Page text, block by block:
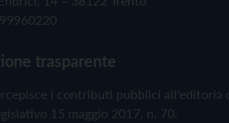
trasparente
i contributi pubblici all'editoria
15 maggio 2017, n. 70.